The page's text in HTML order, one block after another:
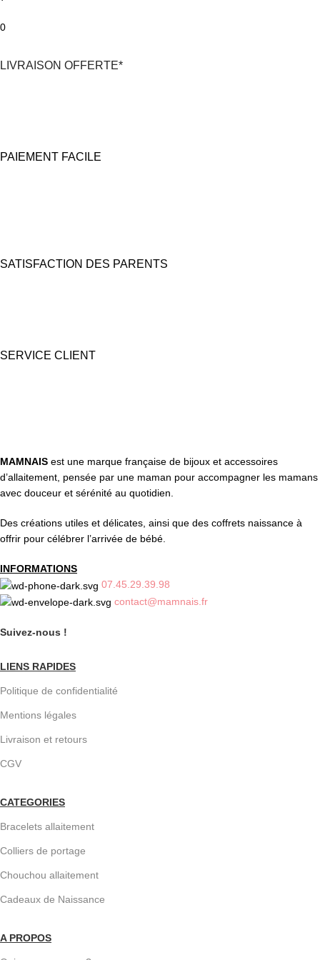
0
LIVRAISON OFFERTE*
PAIEMENT FACILE
SATISFACTION DES PARENTS
SERVICE CLIENT
MAMNAIS est une marque française de bijoux et accessoires
d’allaitement, pensée par une maman pour accompagner les mamans
avec douceur et sérénité au quotidien.
Des créations utiles et délicates, ainsi que des coffrets naissance à
offrir pour célébrer l’arrivée de bébé.
INFORMATIONS
07.45.29.39.98
contact@mamnais.fr
Suivez-nous !
LIENS RAPIDES
Politique de confidentialité
Mentions légales
Livraison et retours
CGV
CATEGORIES
Bracelets allaitement
Colliers de portage
Chouchou allaitement
Cadeaux de Naissance
A PROPOS